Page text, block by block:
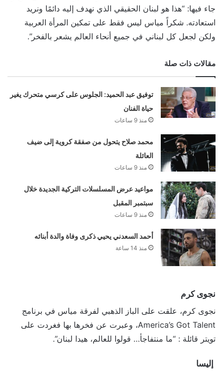
جاء فيها: “هذا هو لبنان الحقيقي الذي نهدف إليه دائمًا ونريد
استعادته. شكراً مياس ليس فقط على تمكين المرأة العربية
ولكن لجعل كل لبناني في جميع أنحاء العالم يشعر بالفخر”.
مقالات ذات صلة
توفيق عبد الحميد: الجلوس على كرسي متحرك يغير
حياة الفنان
منذ 9 ساعات
محمد صلاح يتحول من صفقة كروية إلى ضيف
العائلة
منذ 9 ساعات
مواعيد عرض المسلسلات التركية الجديدة خلال
سبتمبر المقبل
منذ 9 ساعات
أحمد السعدني يحيي ذكرى وفاة والدة أبنائه
منذ 14 ساعة
نجوى كرم
نجوى كرم، علقت على الباز الذهبي لفرقة مياس في برنامج
America’s Got Talent، وعبرت عن فخرها بها فغردت على
تويتر قائلة : “ما منتفاجأ… قولوا للعالم، هيدا لبنان”.
إليسا